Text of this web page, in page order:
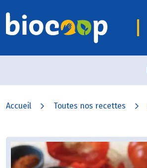
Accueil Toutes nos recettes